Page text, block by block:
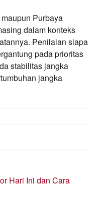
Purbaya
dalam konteks
Penilaian siapa
pada prioritas
stabilitas jangka
jangka
Hari Ini dan Cara